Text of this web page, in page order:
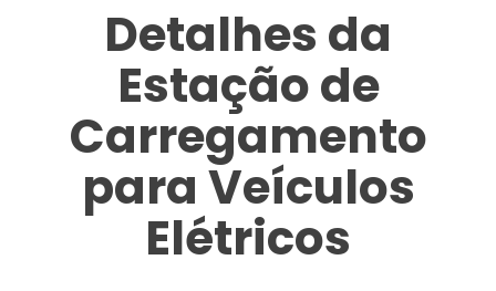
Detalhes da
Estação de
Carregamento
para Veículos
Elétricos